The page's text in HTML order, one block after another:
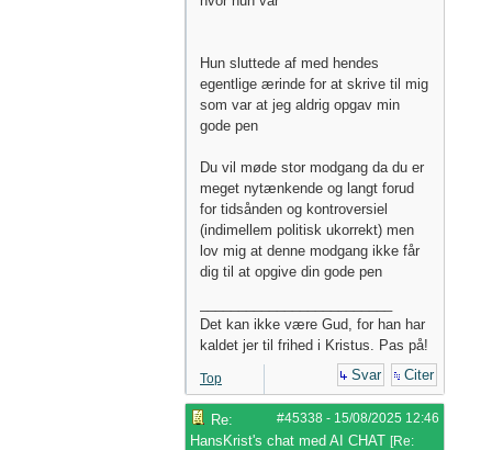
Hun sluttede af med hendes
egentlige ærinde for at skrive til mig
som var at jeg aldrig opgav min
gode pen
Du vil møde stor modgang da du er
meget nytænkende og langt forud
for tidsånden og kontroversiel
(indimellem politisk ukorrekt) men
lov mig at denne modgang ikke får
dig til at opgive din gode pen
Det kan ikke være Gud, for han har
kaldet jer til frihed i Kristus. Pas på!
Top Svar Citer
#45338 - 15/08/2025 12:46
Re:
HansKrist's chat med AI CHAT [Re: